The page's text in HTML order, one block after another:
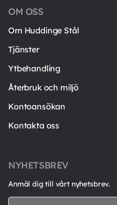
OM OSS
Om Huddinge Stål
Tjänster
Ytbehandling
Återbruk och miljö
Kontoansökan
Kontakta oss
NYHETSBREV
Anmäl dig till vårt nyhetsbrev.